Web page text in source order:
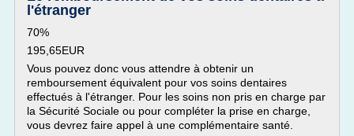
l'étranger
70%
195,65EUR
Vous pouvez donc vous attendre à obtenir un
remboursement équivalent pour vos soins dentaires
effectués à l'étranger. Pour les soins non pris en charge par
la Sécurité Sociale ou pour compléter la prise en charge,
vous devrez faire appel à une complémentaire santé.